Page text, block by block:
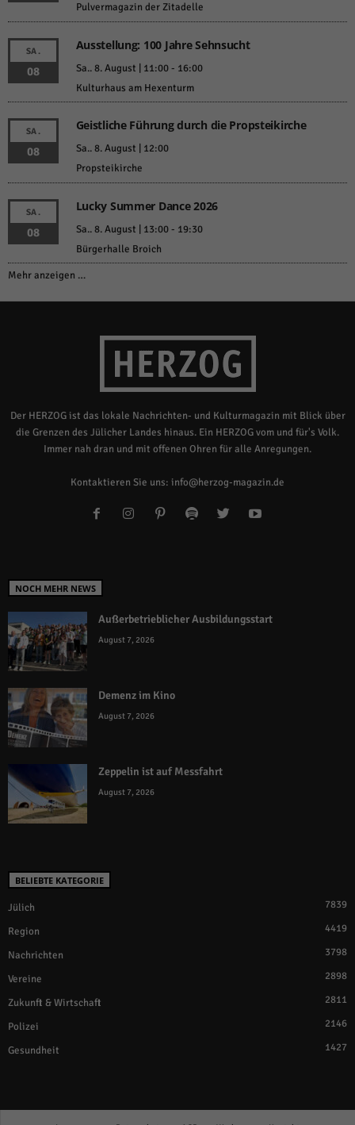
Pulvermagazin der Zitadelle
SA.
08
Ausstellung: 100 Jahre Sehnsucht
Sa.. 8. August | 11:00- 16:00
Kulturhaus am Hexenturm
SA.
08
Geistliche Führung durch die Propsteikirche
Sa.. 8. August | 12:00
Propsteikirche
SA.
08
Lucky Summer Dance 2026
Sa.. 8. August | 13:00- 19:30
Bürgerhalle Broich
Mehr anzeigen …
Der HERZOG ist das lokale Nachrichten- und Kulturmagazin mit Blick über
die Grenzen des Jülicher Landes hinaus. Ein HERZOG vom und für's Volk.
Immer nah dran und mit offenen Ohren für alle Anregungen.
Kontaktieren Sie uns: info@herzog-magazin.de
NOCH MEHR NEWS
Außerbetrieblicher Ausbildungsstart
August 7, 2026
Demenz im Kino
August 7, 2026
Zeppelin ist auf Messfahrt
August 7, 2026
BELIEBTE KATEGORIE
Jülich 7839
Region 4419
Nachrichten 3798
Vereine 2898
Zukunft & Wirtschaft 2811
Polizei 2146
Gesundheit 1427